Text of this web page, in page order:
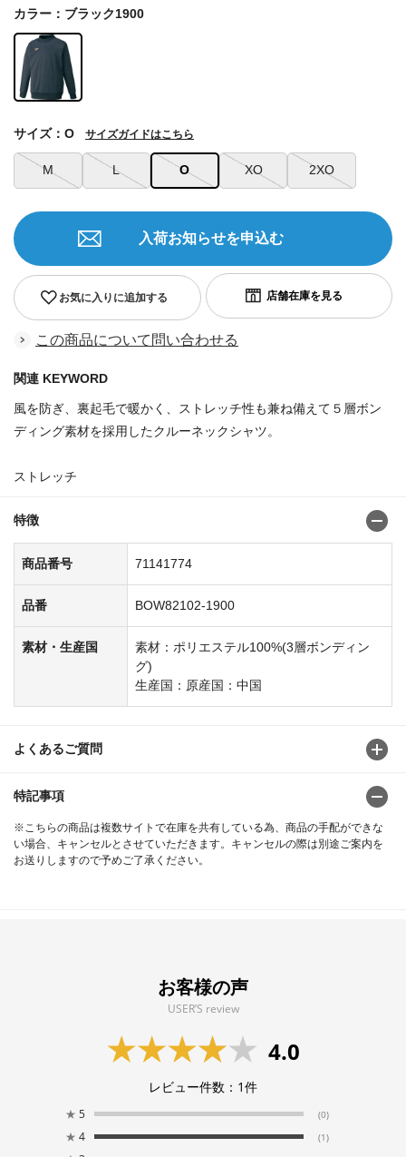
カラー：ブラック1900
M L O XO 2XO
サイズ：O サイズガイドはこちら
お気に入りに追加する
入荷お知らせを申込む
この商品について問い合わせる
関連 KEYWORD
風を防ぎ、裏起毛で暖かく、ストレッチ性も兼ね備えて５層ボン
ディング素材を採用したクルーネックシャツ。
ストレッチ
特徴
商品番号 71141774
品番 BOW82102-1900
素材・生産国
素材：ポリエステル100%(3層ボンディン
グ)
生産国：原産国：中国
よくあるご質問
特記事項
※こちらの商品は複数サイトで在庫を共有している為、商品の手配ができな
い場合、キャンセルとさせていただきます。キャンセルの際は別途ご案内を
お送りしますので予めご了承ください。
お客様の声
USER’S review
4.0
レビュー件数： 1件
★ 5 (0)
★ 4 (1)